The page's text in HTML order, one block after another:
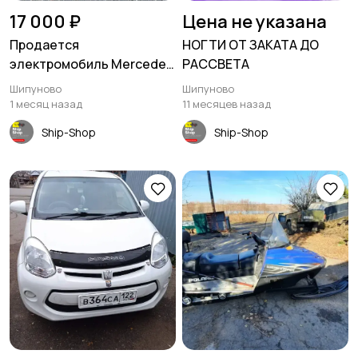
17 000 ₽
Продается
электромобиль Mercedes
G65
Шипуново
1 месяц назад
Ship-Shop
Цена не указана
НОГТИ ОТ ЗАКАТА ДО
РАССВЕТА
Шипуново
11 месяцев назад
Ship-Shop